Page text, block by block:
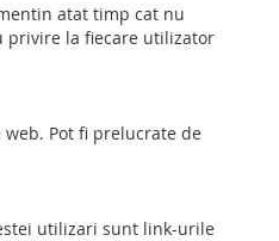
atat timp cat nu
privire la fiecare utilizator
Pot fi prelucrate de
utilizari sunt link-urile